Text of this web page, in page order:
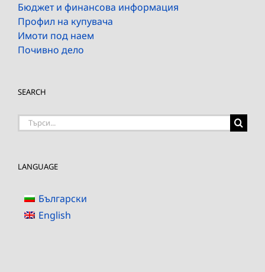
Бюджет и финансова информация
Профил на купувача
Имоти под наем
Почивно дело
SEARCH
Търсене
LANGUAGE
Български
English